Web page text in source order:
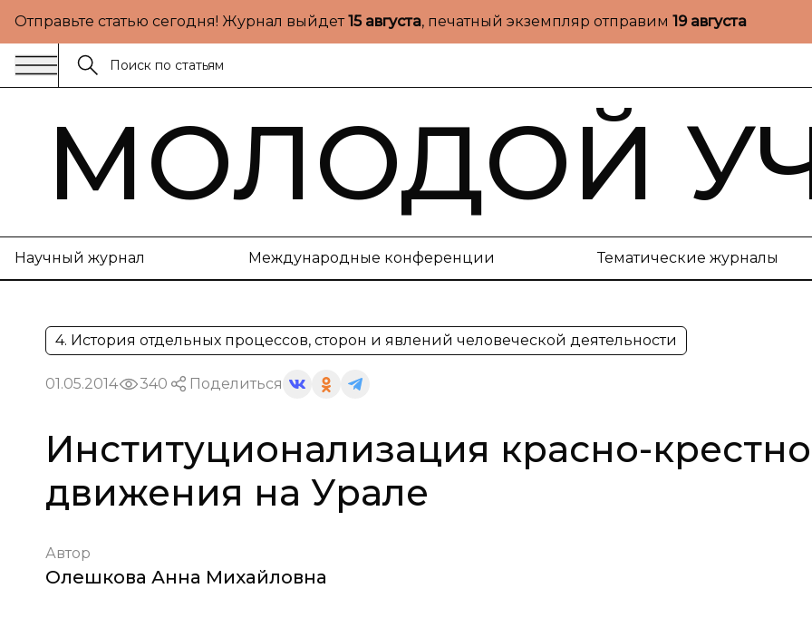
Отправьте статью сегодня! Журнал выйдет15 августа, печатный экземпляр отправим 19 августа
МОЛОДОЙ
Научный журнал Международные конференции Тематические журналы
4. История отдельных процессов, сторон и явлений человеческой деятельности
01.05.2014 340 Поделиться
Институционализация красно-
движения на Урале
Автор
Олешкова Анна Михайловна